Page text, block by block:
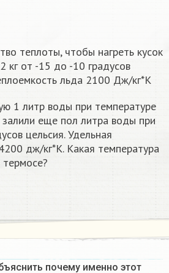
теплоты, чтобы нагреть кусок
кг от -15 до -10 градусов
льда 2100 Дж/кг*К
1 литр воды при температуре
залили еще пол литра воды при
цельсия. Удельная
дж/кг*К. Какая температура
почему именно этот